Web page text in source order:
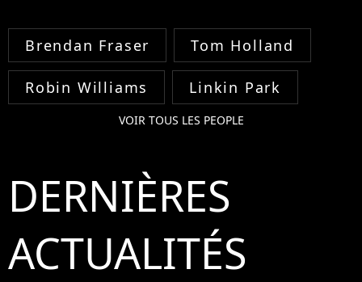
Brendan Fraser Tom Holland
Robin Williams Linkin Park
VOIR TOUS LES PEOPLE
DERNIÈRES
ACTUALITÉS